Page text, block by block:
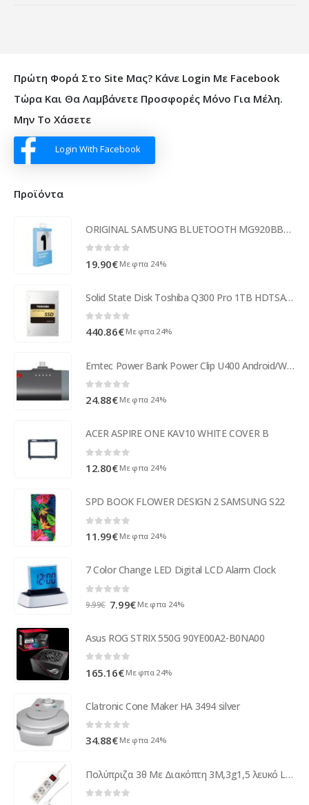
Πρώτη Φορά Στο Site Μας? Κάνε Login Με Facebook
Τώρα Και Θα Λαμβάνετε Προσφορές Μόνο Για Μέλη.
Μην Το Χάσετε
Login With Facebook
Προϊόντα
ORIGINAL SAMSUNG BLUETOOTH MG920BBEGWW black
19.90€ Με φπα 24%
Solid State Disk Toshiba Q300 Pro 1TB HDTSA1AEZSTA
0out of 5
440.86€ Με φπα 24%
Emtec Power Bank Power Clip U400 Android/Windows 2600mAh
0 out of 5
24.88€ Με φπα 24%
ACER ASPIRE ONE KAV10 WHITE COVER B
0 out of 5
12.80€ Με φπα 24%
SPD BOOK FLOWER DESIGN 2 SAMSUNG S22
0 out of 5
11.99€ Με φπα 24%
7 Color Change LED Digital LCD Alarm Clock
9.99€ Original
9.99€.
7.99€Η
είναι:
Με φπα 24%
Asus ROG STRIX 550G 90YE00A2-B0NA00
165.16€ Με φπα 24%
Clatronic Cone Maker HA 3494 silver
0 out of 5
34.88€ Με φπα 24%
Πολύπριζα 3θ Με Διακόπτη 3M,3g1,5 λευκό LS-330W LIME ( 36257 )